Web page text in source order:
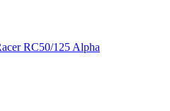
RC50/125 Alpha